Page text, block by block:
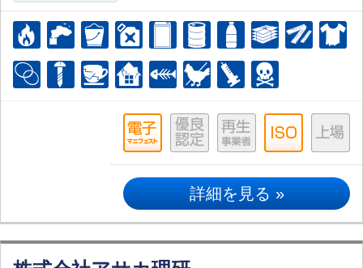
詳細を見る »